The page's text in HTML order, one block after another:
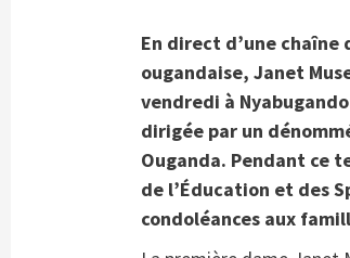
En direct d’une
ougandaise, Janet
vendredi à
dirigée par un
Ouganda. Pendant ce
de l’Éducation et des
condoléances aux